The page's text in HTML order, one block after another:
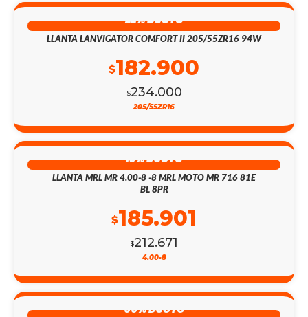
22% DSCTO
LLANTA LANVIGATOR COMFORT II 205/55ZR16 94W
$234.000
$182.900
205/55ZR16
13% DSCTO
LLANTA MRL MR 4.00-8 -8 MRL MOTO MR 716 81E
BL 8PR
$212.671
$185.901
4.00-8
55% DSCTO